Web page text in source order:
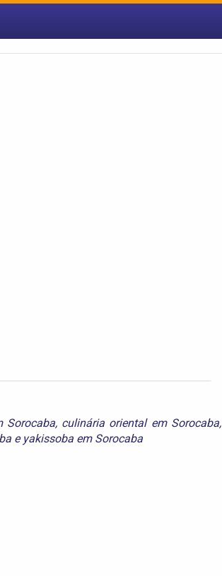
Sorocaba, culinária oriental em Sorocaba,
e yakissoba em Sorocaba